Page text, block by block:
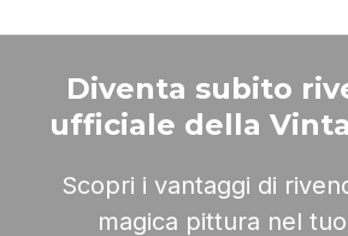
Diventa subito
ufficiale della
Scopri i vantaggi di
magica pittura nel